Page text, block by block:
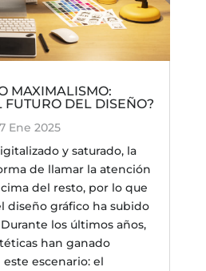
MAXIMALISMO:
FUTURO DEL DISEÑO?
7 Ene 2025
y saturado, la
de llamar la atención
del resto, por lo que
diseño gráfico ha subido
los últimos años,
han ganado
escenario: el